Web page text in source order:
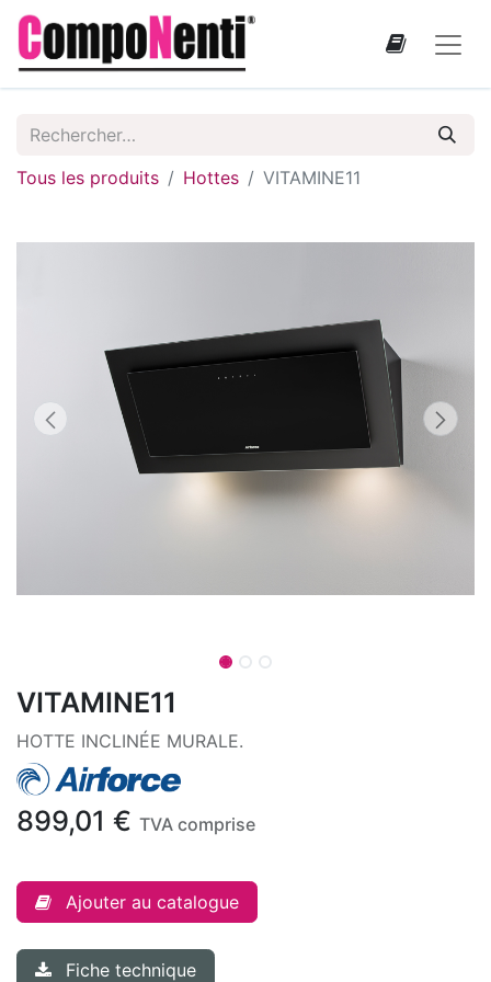
Tous les produits Hottes VITAMINE11
VITAMINE11
HOTTE INCLINÉE MURALE.
899,01 € TVA comprise
Ajouter au catalogue
Fiche technique